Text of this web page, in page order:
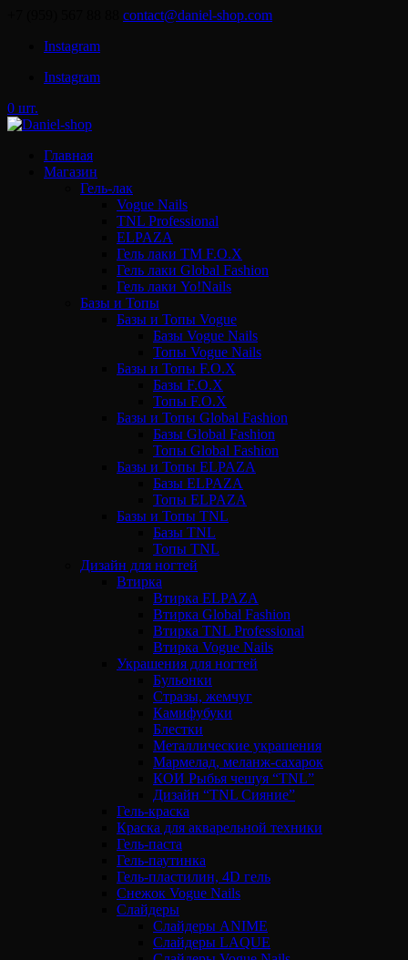
contact@daniel-shop.com
Instagram
Instagram
0 шт.
Главная
Магазин
Гель-лак
Vogue Nails
TNL Professional
ELPAZA
Гель лаки ТМ F.O.X
Гель лаки Global Fashion
Гель лаки Yo!Nails
Базы и Топы
Базы и Топы Vogue
Базы Vogue Nails
Топы Vogue Nails
Базы и Топы F.O.X
Базы F.O.X
Топы F.O.X
Базы и Топы Global Fashion
Базы Global Fashion
Топы Global Fashion
Базы и Топы ELPAZA
Базы ELPAZA
Топы ELPAZA
Базы и Топы TNL
Базы TNL
Топы TNL
Дизайн для ногтей
Втирка
Втирка ELPAZA
Втирка Global Fashion
Втирка TNL Professional
Втирка Vogue Nails
Украшения для ногтей
Бульонки
Стразы, жемчуг
Камифубуки
Блестки
Металлические украшения
Мармелад, меланж-сахарок
КОИ Рыбья чешуя “TNL”
Дизайн “TNL Сияние”
Гель-краска
Краска для акварельной техники
Гель-паста
Гель-паутинка
Гель-пластилин, 4D гель
Снежок Vogue Nails
Слайдеры
Слайдеры ANIME
Слайдеры LAQUE